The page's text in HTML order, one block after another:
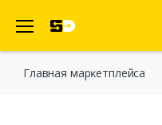
Главная марĸетплейса